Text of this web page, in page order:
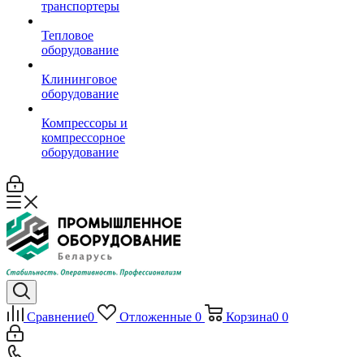
транспортеры
Тепловое
оборудование
Клининговое
оборудование
Компрессоры и
компрессорное
оборудование
Сравнение0 Отложенные 0 Корзина0 0